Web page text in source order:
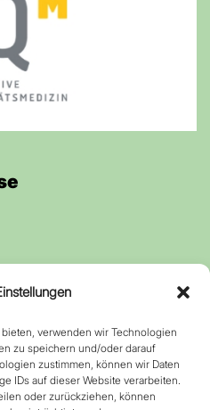
verwenden wir Technologien
zu speichern und/oder darauf
zustimmen, können wir Daten
IDs auf dieser Website verarbeiten.
oder zurückziehen, können